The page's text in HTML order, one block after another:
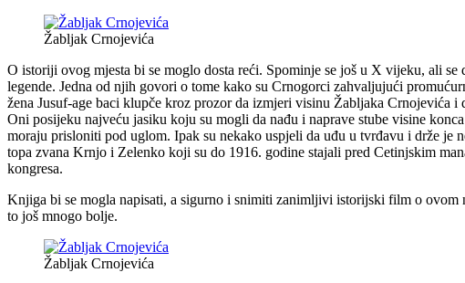
Žabljak Crnojevića
O istoriji ovog mjesta bi se moglo dosta reći. Spominje se još u X vijeku, ali
legende. Jedna od njih govori o tome kako su Crnogorci zahvaljujući
žena Jusuf-age baci klupče kroz prozor da izmjeri visinu Žabljaka Crnojevića
Oni posijeku najveću jasiku koju su mogli da nađu i naprave stube visine
moraju prisloniti pod uglom. Ipak su nekako uspjeli da uđu u tvrđavu i drže je
topa zvana Krnjo i Zelenko koji su do 1916. godine stajali pred Cetinjskim
kongresa.
Knjiga bi se mogla napisati, a sigurno i snimiti zanimljivi istorijski film o ovom
to još mnogo bolje.
Žabljak Crnojevića